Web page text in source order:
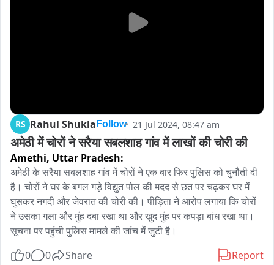
RS Rahul Shukla Follow 21 Jul 2024, 08:47 am
अमेठी में चोरों ने सरैया सबलशाह गांव में लाखों की चोरी की
Amethi, Uttar Pradesh:
अमेठी के सरैया सबलशाह गांव में चोरों ने एक बार फिर पुलिस को चुनौती दी
है। चोरों ने घर के बगल गड़े विद्युत पोल की मदद से छत पर चढ़कर घर में
घुसकर नगदी और जेवरात की चोरी की। पीड़िता ने आरोप लगाया कि चोरों
ने उसका गला और मुंह दबा रखा था और खुद मुंह पर कपड़ा बांध रखा था।
सूचना पर पहुंची पुलिस मामले की जांच में जुटी है।
0
0 Share Report